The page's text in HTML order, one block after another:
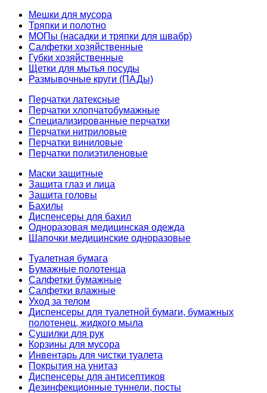
Мешки для мусора
Тряпки и полотно
МОПы (насадки и тряпки для швабр)
Салфетки хозяйственные
Губки хозяйственные
Щетки для мытья посуды
Размывочные круги (ПАДы)
Перчатки латексные
Перчатки хлопчатобумажные
Специализированные перчатки
Перчатки нитриловые
Перчатки виниловые
Перчатки полиэтиленовые
Маски защитные
Защита глаз и лица
Защита головы
Бахилы
Диспенсеры для бахил
Одноразовая медицинская одежда
Шапочки медицинские одноразовые
Туалетная бумага
Бумажные полотенца
Салфетки бумажные
Салфетки влажные
Уход за телом
Диспенсеры для туалетной бумаги, бумажных
полотенец, жидкого мыла
Сушилки для рук
Корзины для мусора
Инвентарь для чистки туалета
Покрытия на унитаз
Диспенсеры для антисептиков
Дезинфекционные туннели, посты